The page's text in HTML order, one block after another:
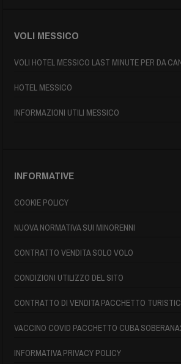
VOLI MESSICO
VOLI HOTEL MESSICO LAST MINUTE PER DA
HOTEL MESSICO
INFORMAZIONI UTILI MESSICO
INFORMATIVE
COOKIE POLICY
NUOVA NORMATIVA SUI MINORENNI
CONTRATTO VENDITA SOLO VOLO
CONDIZIONI UTILIZZO DEL SITO
CONTRATTO DI VENDITA PACCHETTO
VACCINO COVID PACCHETTO CUBA
INFORMATIVA PRIVACY POLICY